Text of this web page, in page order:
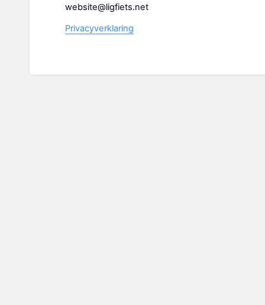
website@ligfiets.net
Privacyverklaring